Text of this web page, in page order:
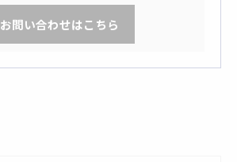
お問い合わせはこちら